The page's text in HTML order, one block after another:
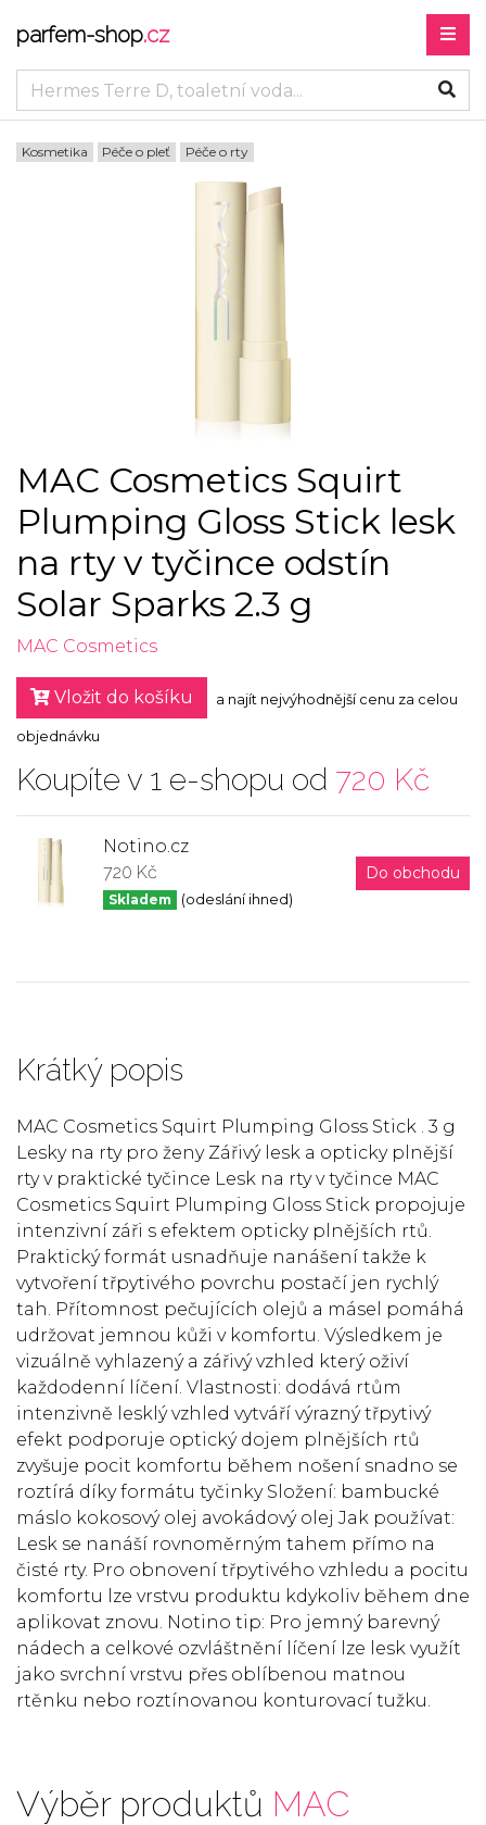
parfem-shop.cz
Kosmetika Péče o pleť Péče o rty
MAC Cosmetics Squirt
Plumping Gloss Stick lesk
na rty v tyčince odstín
Solar Sparks 2.3 g
MAC Cosmetics
Vložit do košíku a najít nejvýhodnější cenu za celou
objednávku
Koupíte v 1 e-shopu od 720 Kč
Notino.cz
720 Kč
Skladem (odeslání ihned)
Do obchodu
Krátký popis
MAC Cosmetics Squirt Plumping Gloss Stick . 3 g
Lesky na rty pro ženy Zářivý lesk a opticky plnější
rty v praktické tyčince Lesk na rty v tyčince MAC
Cosmetics Squirt Plumping Gloss Stick propojuje
intenzivní záři s efektem opticky plnějších rtů.
Praktický formát usnadňuje nanášení takže k
vytvoření třpytivého povrchu postačí jen rychlý
tah. Přítomnost pečujících olejů a másel pomáhá
udržovat jemnou kůži v komfortu. Výsledkem je
vizuálně vyhlazený a zářivý vzhled který oživí
každodenní líčení. Vlastnosti: dodává rtům
intenzivně lesklý vzhled vytváří výrazný třpytivý
efekt podporuje optický dojem plnějších rtů
zvyšuje pocit komfortu během nošení snadno se
roztírá díky formátu tyčinky Složení: bambucké
máslo kokosový olej avokádový olej Jak používat:
Lesk se nanáší rovnoměrným tahem přímo na
čisté rty. Pro obnovení třpytivého vzhledu a pocitu
komfortu lze vrstvu produktu kdykoliv během dne
aplikovat znovu. Notino tip: Pro jemný barevný
nádech a celkové ozvláštnění líčení lze lesk využít
jako svrchní vrstvu přes oblíbenou matnou
rtěnku nebo roztínovanou konturovací tužku.
Výběr produktů MAC